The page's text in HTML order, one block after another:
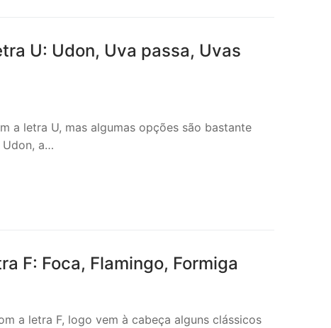
U: Udon, Uva passa, Uvas
a letra U, mas algumas opções são bastante
Udon, a…
F: Foca, Flamingo, Formiga
a letra F, logo vem à cabeça alguns clássicos